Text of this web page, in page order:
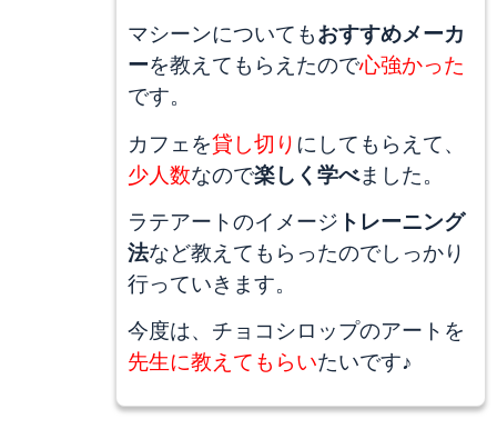
マシーンについてもおすすめメーカ
ーを教えてもらえたので心強かった
です。
カフェを貸し切り にしてもらえて、
少人数なので楽しく学べました。
ラテアートのイメージ トレーニング
法など教えてもらったのでしっかり
行っていきます。
今度は、チョコシロップのアートを
先生に教えてもらいたいです♪